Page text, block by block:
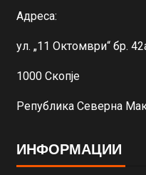
Адреса:
ул. „11 Октомври“ бр.
1000 Скопје
Република Северна
ИНФОРМАЦИИ